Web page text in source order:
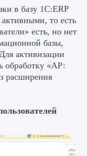
в базу 1С:ERP
то есть
есть, но нет
базы,
активизации
обработку «АР:
расширения